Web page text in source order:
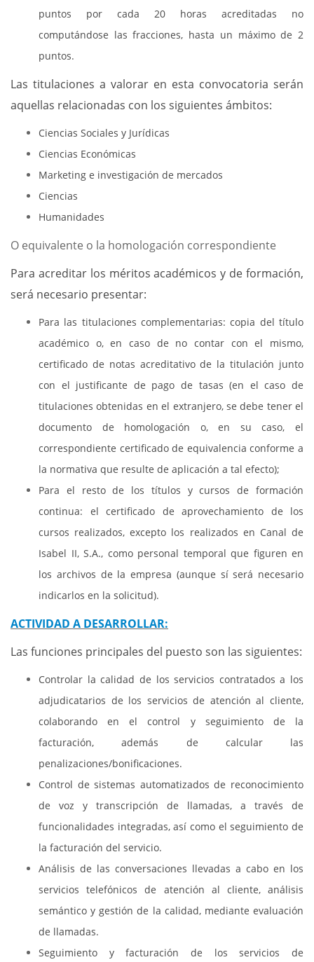
puntos por cada 20 horas acreditadas no
computándose las fracciones, hasta un máximo de 2
puntos.
Las titulaciones a valorar en esta convocatoria serán
aquellas relacionadas con los siguientes ámbitos:
Ciencias Sociales y Jurídicas
Ciencias Económicas
Marketing e investigación de mercados
Ciencias
Humanidades
O equivalente o la homologación correspondiente
Para acreditar los méritos académicos y de formación,
será necesario presentar:
Para las titulaciones complementarias: copia del título
académico o, en caso de no contar con el mismo,
certificado de notas acreditativo de la titulación junto
con el justificante de pago de tasas (en el caso de
titulaciones obtenidas en el extranjero, se debe tener el
documento de homologación o, en su caso, el
correspondiente certificado de equivalencia conforme a
la normativa que resulte de aplicación a tal efecto);
Para el resto de los títulos y cursos de formación
continua: el certificado de aprovechamiento de los
cursos realizados, excepto los realizados en Canal de
Isabel II, S.A., como personal temporal que figuren en
los archivos de la empresa (aunque sí será necesario
indicarlos en la solicitud).
ACTIVIDAD A DESARROLLAR:
Las funciones principales del puesto son las siguientes:
Controlar la calidad de los servicios contratados a los
adjudicatarios de los servicios de atención al cliente,
colaborando en el control y seguimiento de la
facturación, además de calcular las
penalizaciones/bonificaciones.
Control de sistemas automatizados de reconocimiento
de voz y transcripción de llamadas, a través de
funcionalidades integradas, así como el seguimiento de
la facturación del servicio.
Análisis de las conversaciones llevadas a cabo en los
servicios telefónicos de atención al cliente, análisis
semántico y gestión de la calidad, mediante evaluación
de llamadas.
Seguimiento y facturación de los servicios de